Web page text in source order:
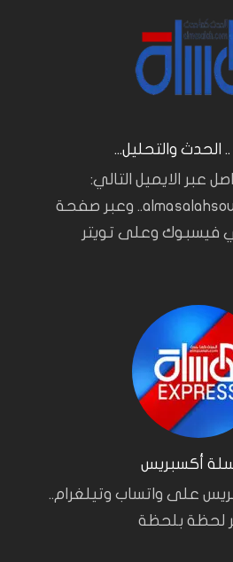
الحدث والتحليل...
عبر الايميل التالي:
almasalahsources@gmail.com.. وعبر صفحة
فيسبوك وعلى تويتر
أكسبريس
على واتساب وتيلغرام..
لحظة بلحظة